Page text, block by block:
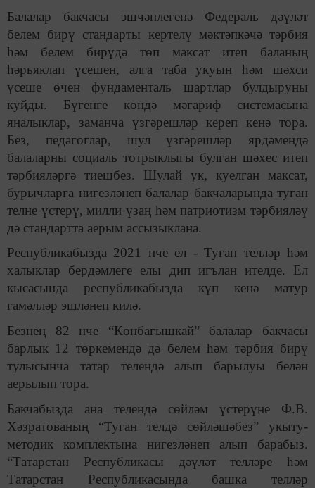
Балалар бакчасы эшчәнлегенә Федераль дәүләт
белем бирү стандарты кертелү мәктәпкәчә тәрбия
һәм белем бирүдә төп максат итеп баланың
һәрьяклап үсешен, алга таба укуын һәм шәхси
үсеше өчен фундаменталь шартлар булдыруны
куйды. Бүгенге көндә мәгариф системасына
яңалыклар, заманча үзгәрешләр кереп кенә тора.
Без, педагоглар, шул үзгәрешләр ярдәмендә
балаларны социаль тотрыклыгы булган шәхес итеп
тәрбияләргә тиешбез. Шулай ук, куелган максат,
бурычларга нигезләнеп балалар бакчаларында туган
телне үстерү, милли үзаң һәм патриотизм тәрбияләү
дә стандартта аерым ассызыклана.
Республикабызда 2021 нче ел - Туган телләр һәм
халыклар бердәмлеге елы дип игълан ителде. Ел
кысасында республикабызда күп кенә матур
гамәлләр эшләнеп килә.
Безнең 82 нче “Көнбагышкай” балалар бакчасы
барлык 12 төркемендә дә белем һәм тәрбия бирү
тулысынча татар телендә алып барылуы белән
аерылып тора.
Бакчабызда ана телендә сөйләм үстерүне Ф.В.
Хәзратованың “Туган телдә сөйләшәбез” укыту-
методик комплектына нигезләнеп алып барабыз.
“Татарстан Республикасы дәүләт телләре һәм
Татарстан Республикасында башка телләр